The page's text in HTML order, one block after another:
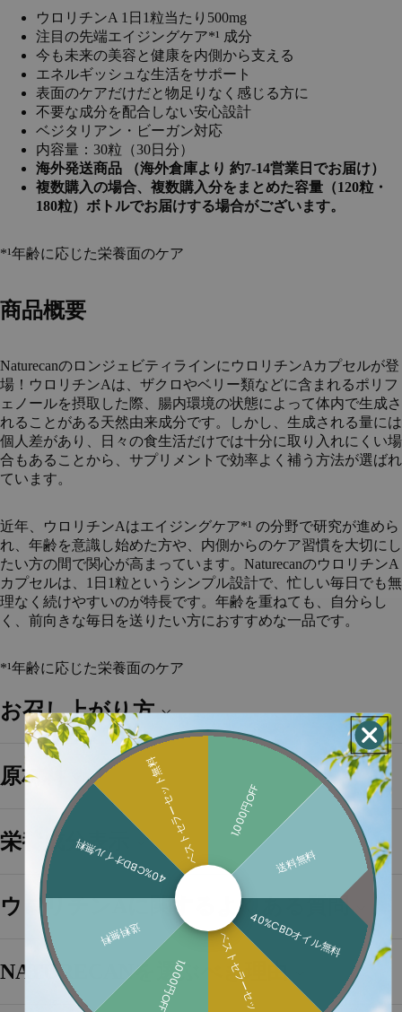
ウロリチンA 1日1粒当たり500mg
注目の先端エイジングケア*¹ 成分
今も未来の美容と健康を内側から支える
エネルギッシュな生活をサポート
表面のケアだけだと物足りなく感じる方に
不要な成分を配合しない安心設計
ベジタリアン・ビーガン対応
内容量：30粒（30日分）
海外発送商品 （海外倉庫より 約7-14営業日でお届け）
複数購入の場合、複数購入分をまとめた容量（120粒・
180粒）ボトルでお届けする場合がございます。
*¹年齢に応じた栄養面のケア
商品概要
NaturecanのロンジェビティラインにウロリチンAカプセルが登
場！ウロリチンAは、ザクロやベリー類などに含まれるポリフ
ェノールを摂取した際、腸内環境の状態によって体内で生成さ
れることがある天然由来成分です。しかし、生成される量には
個人差があり、日々の食生活だけでは十分に取り入れにくい場
合もあることから、サプリメントで効率よく補う方法が選ばれ
ています。
近年、ウロリチンAはエイジングケア*¹ の分野で研究が進めら
れ、年齢を意識し始めた方や、内側からのケア習慣を大切にし
たい方の間で関心が高まっています。NaturecanのウロリチンA
カプセルは、1日1粒というシンプル設計で、忙しい毎日でも無
理なく続けやすいのが特長です。年齢を重ねても、自分らし
く、前向きな毎日を送りたい方におすすめな一品です。
*¹年齢に応じた栄養面のケア
お召し上がり方
原材料
栄養成分表示
ウロリチンAに関するよくある質問
NATURECANを選ぶべき理由
1,000円OFF
送料無料
40%CBDオイル無料
ベストセラーセット無料
1,000円OFF
送料無料
40%CBDオイル無料
ベストセラーセット無料